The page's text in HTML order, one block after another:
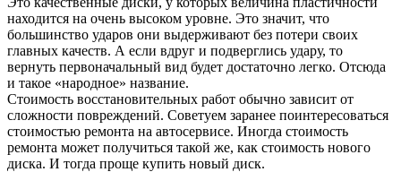
находится на очень высоком уровне. Это значит, что
большинство ударов они выдерживают без потери своих
главных качеств. А если вдруг и подверглись удару, то
вернуть первоначальный вид будет достаточно легко. Отсюда
и такое «народное» название.
Стоимость восстановительных работ обычно зависит от
сложности повреждений. Советуем заранее поинтересоваться
стоимостью ремонта на автосервисе. Иногда стоимость
ремонта может получиться такой же, как стоимость нового
диска. И тогда проще купить новый диск.